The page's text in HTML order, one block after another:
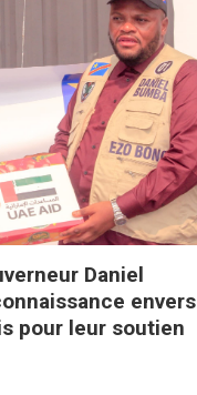
Daniel
envers
pour leur soutien